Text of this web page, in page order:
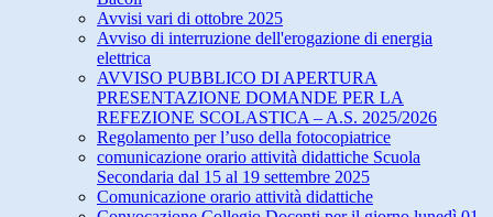
Avvisi vari di ottobre 2025
Avviso di interruzione dell'erogazione di energia
elettrica
AVVISO PUBBLICO DI APERTURA
PRESENTAZIONE DOMANDE PER LA
REFEZIONE SCOLASTICA – A.S. 2025/2026
Regolamento per l’uso della fotocopiatrice
comunicazione orario attività didattiche Scuola
Secondaria dal 15 al 19 settembre 2025
Comunicazione orario attività didattiche